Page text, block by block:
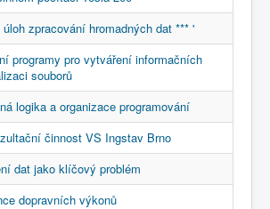
zpracování hromadných dat *** '
programy pro vytváření informačních
souborů
logika a organizace programování
činnost VS Ingstav Brno
dat jako klíčový problém
dopravních výkonů